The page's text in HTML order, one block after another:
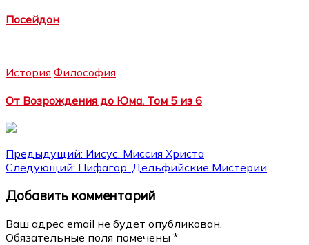
Посейдон
История Философия
От Возрождения до Юма. Том 5 из 6
Навигация
по
записям
Предыдущий: Иисус. Миссия Христа
Следующий: Пифагор. Дельфийские Мистерии
Добавить комментарий
Ваш адрес email не будет опубликован.
Обязательные поля помечены *